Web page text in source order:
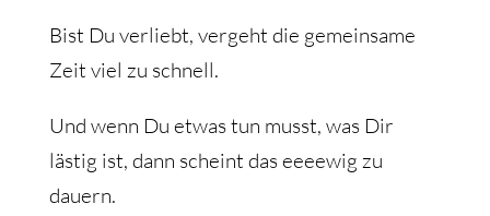
Bist Du verliebt, vergeht die gemeinsame
Zeit viel zu schnell.
Und wenn Du etwas tun musst, was Dir
lästig ist, dann scheint das eeeewig zu
dauern.